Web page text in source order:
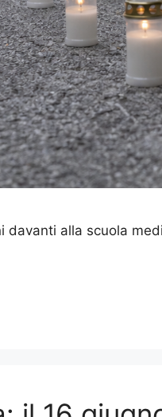
alla scuola